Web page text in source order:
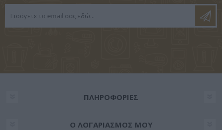
ΠΛΗΡΟΦΟΡΊΕΣ
Ο ΛΟΓΑΡΙΑΣΜΌΣ ΜΟΥ